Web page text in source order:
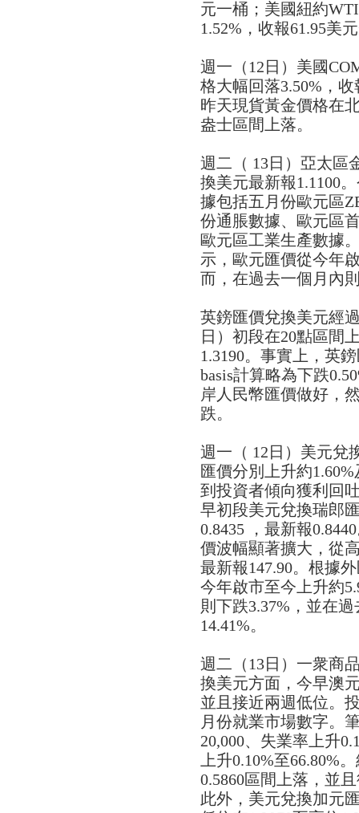
元一桶；美國紐約
1.52%，收報61.95美
週一（12日）美國
格大幅回落3.50%，
昨天現貨黃金價格在
盎士區間上落。
週二（ 13日）亞太區
換美元最新報1.1100
據包括五月份歐元區
份通脹數據、歐元區
歐元區工業生產數據
示，歐元匯價從今年
而，在過去一個月內
英鎊匯價兌換美元經
日）初段在20點區間
1.3190。事實上，英
basis計算略為下跌
岸人民幣匯價做好，
跌。
週一（ 12日）美元兌
匯價分別上升約
到投資者傾向獲利回
早初段美元兌換瑞郎
0.8435 ，最新報
價波幅顯著擴大，從
最新報147.90。根據
今年啟市至今上升約
則下跌3.37%，並在
14.41%。
週二（13日）一衆商
換美元方面，今早澳
並且接近兩週低位。
月份就業市場數字。
20,000、失業率上升
上升0.10%至66.80%
0.5860區間上落，並
此外，美元兌換加元